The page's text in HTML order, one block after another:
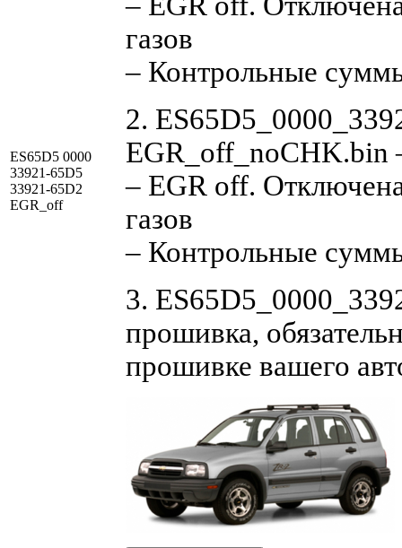
ES65D5 0000
33921-65D5
33921-65D2
EGR_off
газов
– Контрольные
2.
EGR_off_noCHK.bin
– EGR off.
газов
– Контрольные
3.
прошивка,
прошивке вашего